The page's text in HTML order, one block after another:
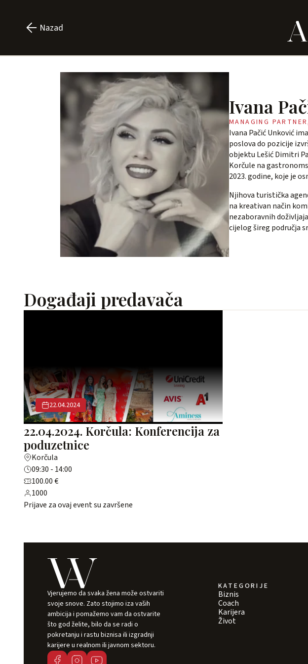
Nazad
Ivana
MANAGING
Ivana Pačić Unković
poslova do pozicije
objektu Lešić Dimitri
Korčule na
2023. godine, koje je
Njihova turistička
na kreativan način
nezaboravnih
cijelog šireg područja
Događaji predavača
22.04.2024
22.04.2024. Korčula: Konferencija za
poduzetnice
Korčula
09:30 - 14:00
100.00 €
1000
Prijave za ovaj event su završene
Vjerujemo da svaka žena može ostvariti
svoje snove. Zato stojimo iza vaših
ambicija i pomažemo vam da ostvarite
što god želite, bilo da se radi o
pokretanju i rastu biznisa ili izgradnji
karijere u realnom ili javnom sektoru.
KATEGORIJE
Biznis
Coach
Karijera
Život